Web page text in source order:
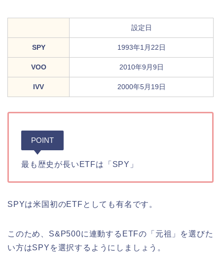
設定日
SPY 1993年1月22日
VOO 2010年9月9日
IVV 2000年5月19日
POINT
最も歴史が長いETFは「SPY」
SPYは米国初のETFとしても有名です。
このため、S&P500に連動するETFの「元祖」を選びた
い方はSPYを選択するようにしましょう。